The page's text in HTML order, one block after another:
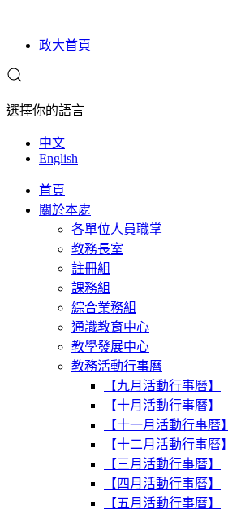
政大首頁
選擇你的語言
中文
English
首頁
關於本處
各單位人員職掌
教務長室
註冊組
課務組
綜合業務組
通識教育中心
教學發展中心
教務活動行事曆
【九月活動行事曆】
【十月活動行事曆】
【十一月活動行事曆】
【十二月活動行事曆】
【三月活動行事曆】
【四月活動行事曆】
【五月活動行事曆】